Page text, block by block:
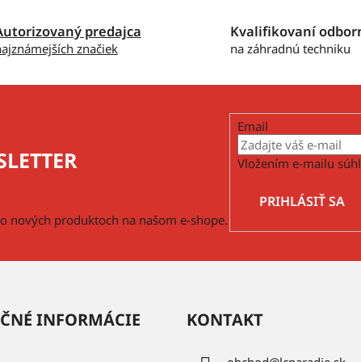
r
v
y
p
i
u
predajca
značiek
Kvalifikovaní
na záhradnú techniku
nových produktoch na našom e-shope.
Email
Vložením e-mailu
PRIHLÁSIŤ SA
INFORMÁCIE KONTAKT